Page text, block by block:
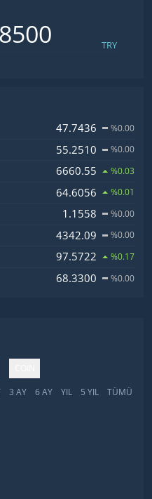
TRY
47.7436 %0.00
55.2510 %0.00
6660.55 %0.03
64.6056 %0.01
1.1558 %0.00
4342.09 %0.00
97.5722 %0.17
68.3300 %0.00
3 AY 6 AY YIL 5 YIL TÜMÜ